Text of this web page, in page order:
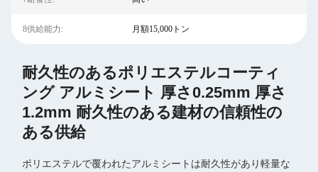
8供給能力: 月額15,000トン
耐久性のあるポリエステルコーティ
ング アルミシート 厚さ0.25mm 厚さ
1.2mm 耐久性のある建材の信頼性の
ある供給
ポリエステルで覆われたアルミシートは耐久性があり軽量な